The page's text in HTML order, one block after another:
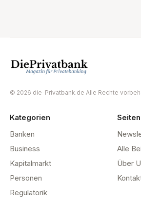
© 2026 die-Privatbank.de Alle Rechte
Kategorien
Banken
Business
Kapitalmarkt
Personen
Regulatorik
Seiten
Alle
Über